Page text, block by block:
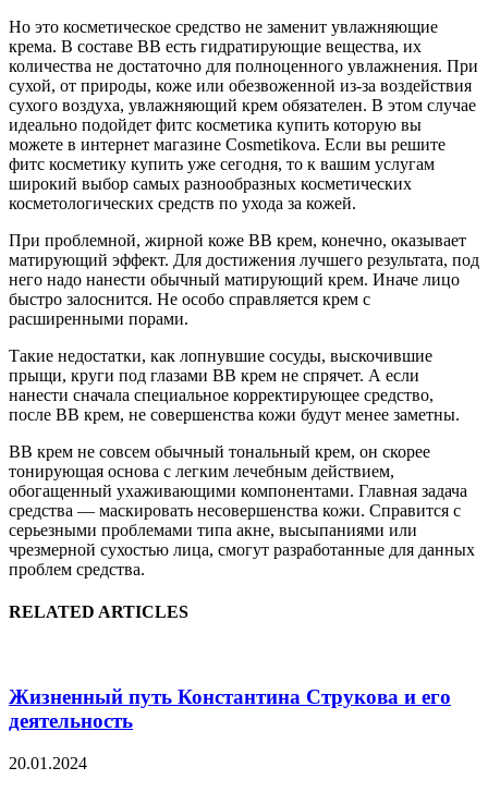
Но это косметическое средство не заменит увлажняющие
крема. В составе ВВ есть гидратирующие вещества, их
количества не достаточно для полноценного увлажнения. При
сухой, от природы, коже или обезвоженной из-за воздействия
сухого воздуха, увлажняющий крем обязателен. В этом случае
идеально подойдет фитс косметика купить которую вы
можете в интернет магазине Сosmetikova. Если вы решите
фитс косметику купить уже сегодня, то к вашим услугам
широкий выбор самых разнообразных косметических
косметологических средств по ухода за кожей.
При проблемной, жирной коже ВВ крем, конечно, оказывает
матирующий эффект. Для достижения лучшего результата, под
него надо нанести обычный матирующий крем. Иначе лицо
быстро залоснится. Не особо справляется крем с
расширенными порами.
Такие недостатки, как лопнувшие сосуды, выскочившие
прыщи, круги под глазами ВВ крем не спрячет. А если
нанести сначала специальное корректирующее средство,
после ВВ крем, не совершенства кожи будут менее заметны.
ВВ крем не совсем обычный тональный крем, он скорее
тонирующая основа с легким лечебным действием,
обогащенный ухаживающими компонентами. Главная задача
средства — маскировать несовершенства кожи. Справится с
серьезными проблемами типа акне, высыпаниями или
чрезмерной сухостью лица, смогут разработанные для данных
проблем средства.
RELATED ARTICLES
Жизненный путь Константина Струкова и его
деятельность
20.01.2024